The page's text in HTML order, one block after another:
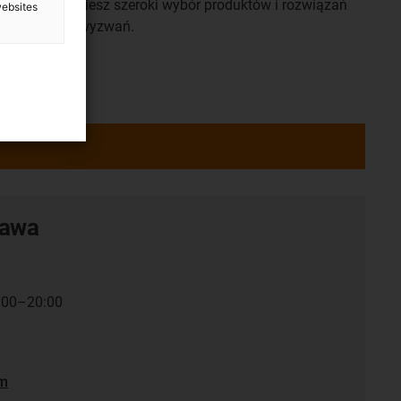
Tutaj znajdziesz szeroki wybór produktów i rozwiązań
dla swoich wyzwań.